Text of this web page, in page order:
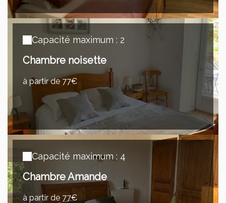
Capacité maximum : 2
Chambre noisette
à partir de 77€
Capacité maximum : 4
Chambre Amande
à partir de 77€